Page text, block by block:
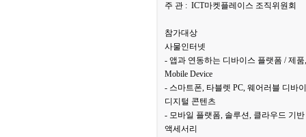
주 관 : ICT마켓플레이스 조직위원회
참가대상
사물인터넷
- 앱과 연동하는 디바이스 플랫폼 / 제
Mobile Device
- 스마트폰, 타블렛 PC, 웨어러블 디바
디지털 콘텐츠
- 모바일 플랫폼, 솔루션, 클라우드 기
액세서리